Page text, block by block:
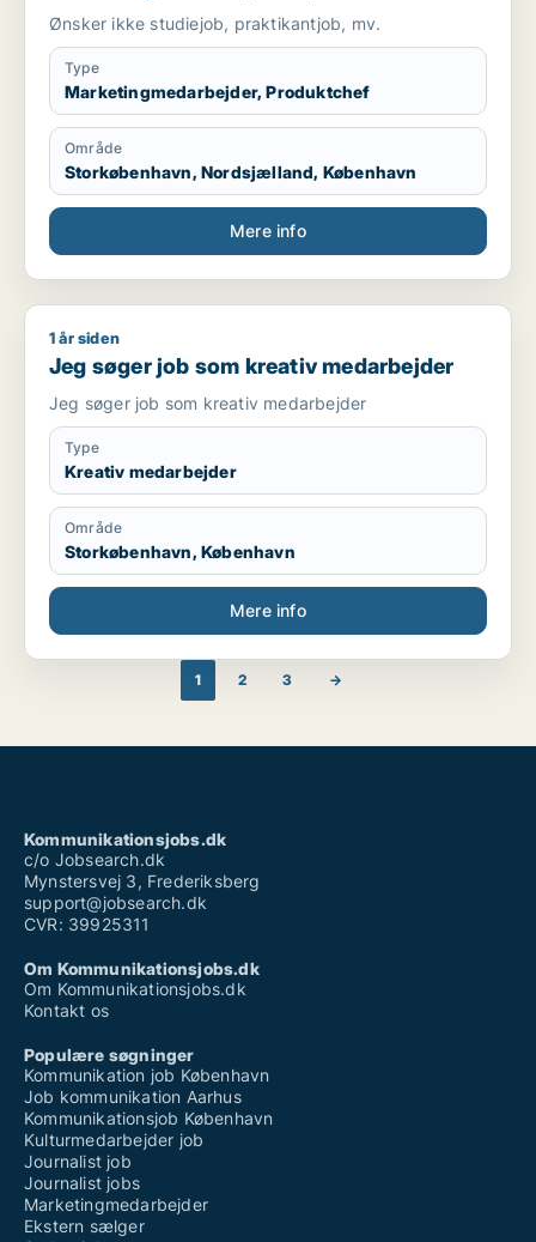
Ønsker ikke studiejob, praktikantjob, mv.
Type
Marketingmedarbejder, Produktchef
Område
Storkøbenhavn, Nordsjælland, København
Mere info
Jeg søger job som kreativ medarbejder
1 år siden
Jeg søger job som kreativ medarbejder
Jeg søger job som kreativ medarbejder
Type
Kreativ medarbejder
Område
Storkøbenhavn, København
Mere info
1 2 3 →
Kommunikationsjobs.dk
c/o Jobsearch.dk
Mynstersvej 3, Frederiksberg
support@jobsearch.dk
CVR: 39925311
Om Kommunikationsjobs.dk
Om Kommunikationsjobs.dk
Kontakt os
Populære søgninger
Kommunikation job København
Job kommunikation Aarhus
Kommunikationsjob København
Kulturmedarbejder job
Journalist job
Journalist jobs
Marketingmedarbejder
Ekstern sælger